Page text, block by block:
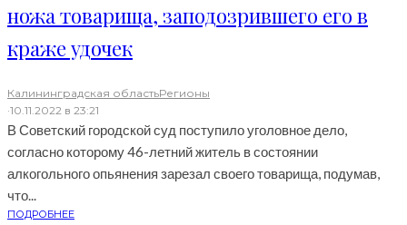
ножа товарища, заподозрившего его в
краже удочек
Калининградская областьРегионы
·10.11.2022 в 23:21
В Советский городской суд поступило уголовное дело,
согласно которому 46-летний житель в состоянии
алкогольного опьянения зарезал своего товарища, подумав,
что...
ПОДРОБНЕЕ